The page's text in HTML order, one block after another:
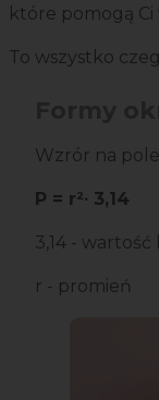
które pomogą
To wszystko
Wzrór na
P = r²∙ 3,14
3,14 - wartość
r - promień